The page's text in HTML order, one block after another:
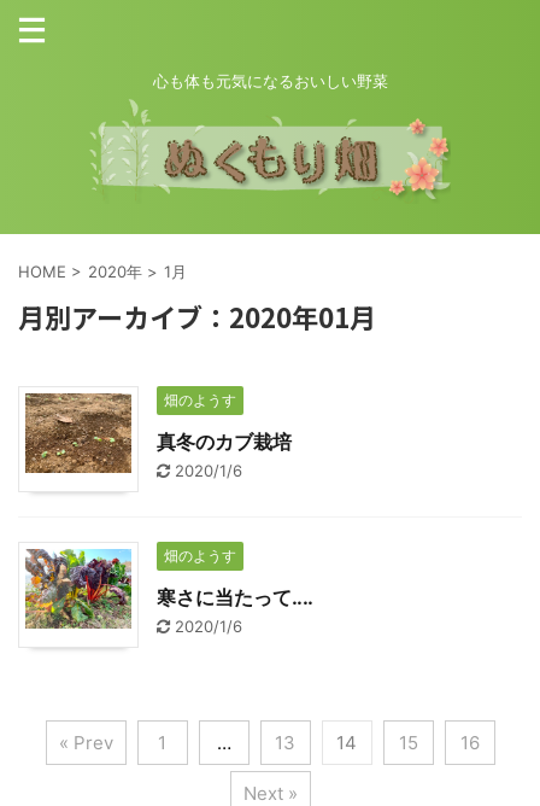
心も体も元気になるおいしい野菜
HOME > 2020年 > 1月
月別アーカイブ：2020年01月
畑のようす
真冬のカブ栽培
2020/1/6
畑のようす
寒さに当たって‥‥
2020/1/6
« Prev 1 … 13 14 15 16
Next »